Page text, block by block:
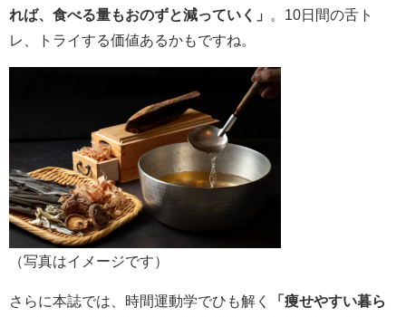
れば、食べる量もおのずと減っていく」
。10日間の舌ト
レ、トライする価値あるかもですね。
（写真はイメージです）
さらに本誌では、時間運動学でひも解く
「痩せやすい暮ら